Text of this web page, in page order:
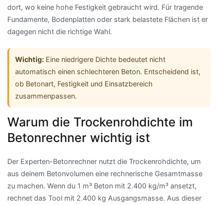
dort, wo keine hohe Festigkeit gebraucht wird. Für tragende
Fundamente, Bodenplatten oder stark belastete Flächen ist er
dagegen nicht die richtige Wahl.
Wichtig: Eine niedrigere Dichte bedeutet nicht
automatisch einen schlechteren Beton. Entscheidend ist,
ob Betonart, Festigkeit und Einsatzbereich
zusammenpassen.
Warum die Trockenrohdichte im
Betonrechner wichtig ist
Der Experten-Betonrechner nutzt die Trockenrohdichte, um
aus deinem Betonvolumen eine rechnerische Gesamtmasse
zu machen. Wenn du 1 m³ Beton mit 2.400 kg/m³ ansetzt,
rechnet das Tool mit 2.400 kg Ausgangsmasse. Aus dieser